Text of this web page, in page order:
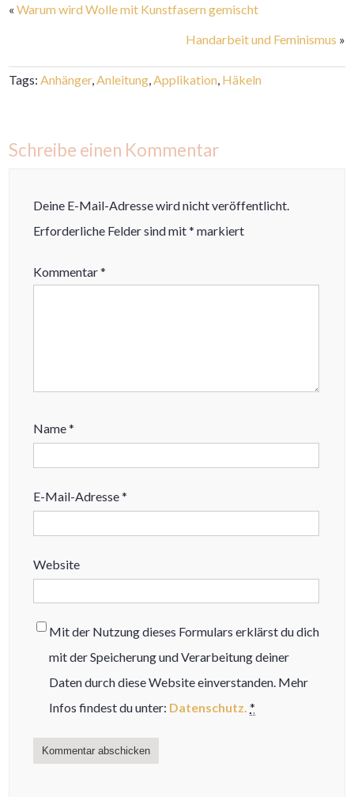
«Warum wird Wolle mit Kunstfasern gemischt
Handarbeit und Feminismus »
Tags: Anhänger, Anleitung Applikation Häkeln
Schreibe einen Kommentar
Deine E-Mail-Adresse wird nicht veröffentlicht.
Erforderliche Felder sind mit* markiert
Kommentar*
Name*
E-Mail-Adresse*
Website
Mit der Nutzung dieses Formulars erklärst du dich
mit der Speicherung und Verarbeitung deiner
Daten durch diese Website einverstanden. Mehr
Infos findest du unter: Datenschutz. *